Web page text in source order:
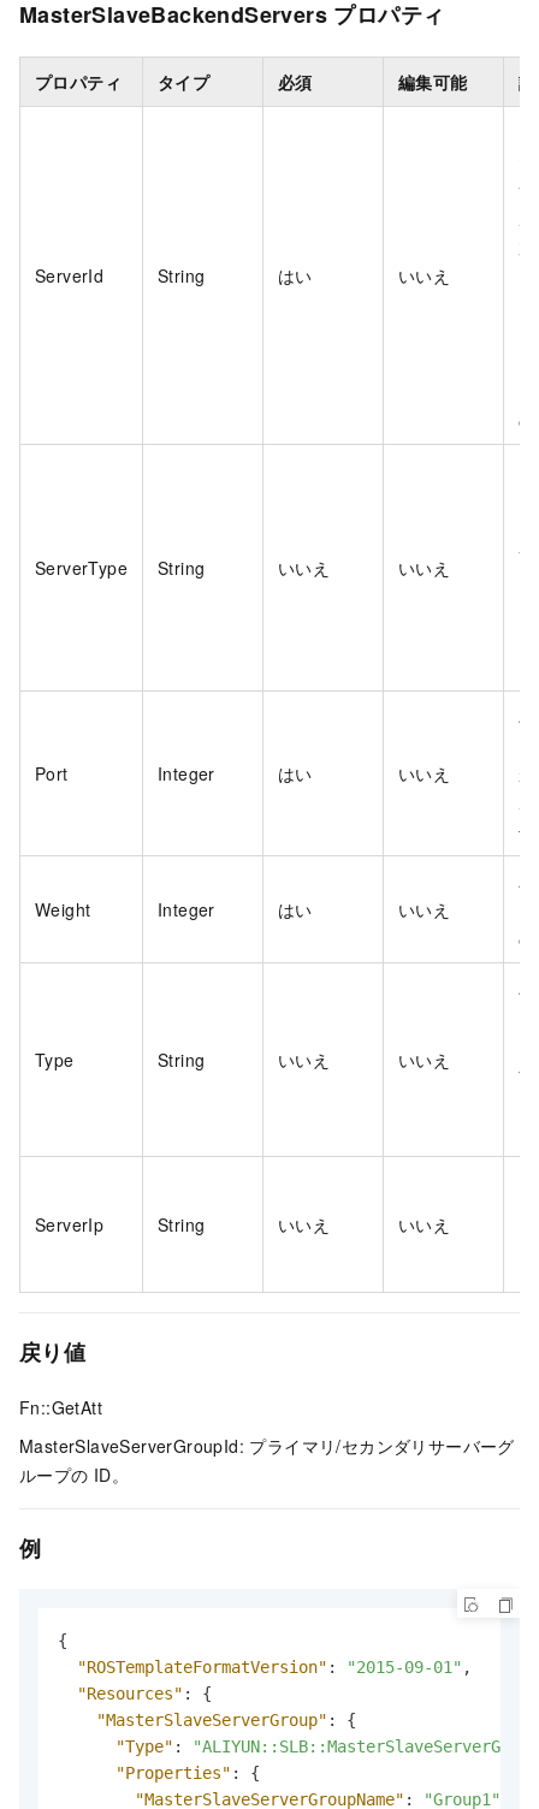
MasterSlaveBackendServers プロパティ
プロパティ タイプ 必須 編集可能
ServerId String はい いいえ
ServerType String いいえ いいえ
Port Integer はい いいえ
Weight Integer はい いいえ
Type String いいえ いいえ
ServerIp String いいえ いいえ
戻り値
Fn::GetAtt
MasterSlaveServerGroupId: プライマリ/セカンダリサーバーグ
ループの ID。
例
{
"ROSTemplateFormatVersion" : "2015-09-01" ,
"Resources" :
{
"MasterSlaveServerGroup" :
{
"Type" :
"Properties" :
{
"MasterSlaveServerGroupName" : "Group1"